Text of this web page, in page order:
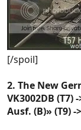
[/spoil]
2. The New
VK3002DB (T7)
Ausf. (B)» (T9) -